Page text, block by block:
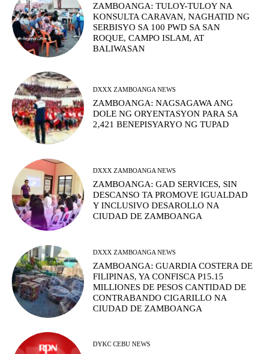
ZAMBOANGA: TULOY-TULOY NA
KONSULTA CARAVAN, NAGHATID NG
SERBISYO SA 100 PWD SA SAN
ROQUE, CAMPO ISLAM, AT
BALIWASAN
DXXX ZAMBOANGA NEWS
ZAMBOANGA: NAGSAGAWA ANG
DOLE NG ORYENTASYON PARA SA
2,421 BENEPISYARYO NG TUPAD
DXXX ZAMBOANGA NEWS
ZAMBOANGA: GAD SERVICES, SIN
DESCANSO TA PROMOVE IGUALDAD
Y INCLUSIVO DESAROLLO NA
CIUDAD DE ZAMBOANGA
DXXX ZAMBOANGA NEWS
ZAMBOANGA: GUARDIA COSTERA DE
FILIPINAS, YA CONFISCA P15.15
MILLIONES DE PESOS CANTIDAD DE
CONTRABANDO CIGARILLO NA
CIUDAD DE ZAMBOANGA
DYKC CEBU NEWS